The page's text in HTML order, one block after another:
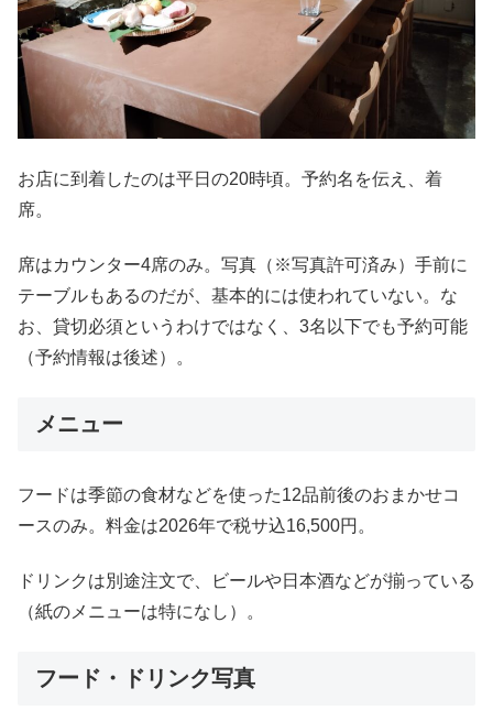
お店に到着したのは平日の20時頃。予約名を伝え、着
席。
席はカウンター4席のみ。写真（※写真許可済み）手前に
テーブルもあるのだが、基本的には使われていない。な
お、貸切必須というわけではなく、3名以下でも予約可能
（予約情報は後述）。
メニュー
フードは季節の食材などを使った12品前後のおまかせコ
ースのみ。料金は2026年で税サ込16,500円。
ドリンクは別途注文で、ビールや日本酒などが揃っている
（紙のメニューは特になし）。
フード・ドリンク写真